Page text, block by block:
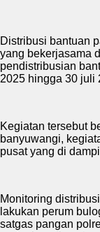
Distribusi bantuan
yang bekerjasama
pendistribusian
2025 hingga 30 juli
Kegiatan tersebut
banyuwangi,
pusat yang di
Monitoring
lakukan perum
satgas pangan